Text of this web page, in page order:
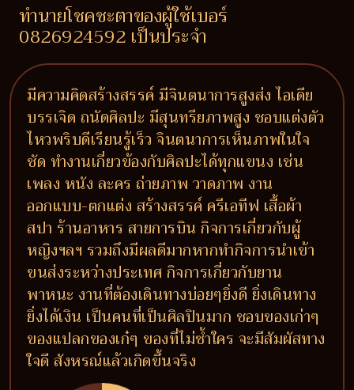
ทำนายโชคชะตาของผู้ใช้เบอร์
0826924592 เป็นประจำ
มีความคิดสร้างสรรค์ มีจินตนาการสูงส่ง ไอเดีย
บรรเจิด ถนัดศิลปะ มีสุนทรียภาพสูง ชอบแต่งตัว
ไหวพริบดีเรียนรู้เร็ว จินตนาการเห็นภาพในใจ
ชัด ทำงานเกี่ยวข้องกับศิลปะได้ทุกแขนง เช่น
เพลง หนัง ละคร ถ่ายภาพ วาดภาพ งาน
ออกแบบ-ตกแต่ง สร้างสรรค์ ครีเอทีฟ เสื้อผ้า
สปา ร้านอาหาร สายการบิน กิจการเกี่ยวกับผู้
หญิงฯลฯ รวมถึงมีผลดีมากหากทำกิจการนำเข้า
ขนส่งระหว่างประเทศ กิจการเกี่ยวกับยาน
พาหนะ งานที่ต้องเดินทางบ่อยๆยิ่งดี ยิ่งเดินทาง
ยิ่งได้เงิน เป็นคนที่เป็นศิลปินมาก ชอบของเก่าๆ
ของแปลกของเก๋ๆ ของที่ไม่ซ้ำใคร จะมีสัมผัสทาง
ใจดี สังหรณ์แล้วเกิดขึ้นจริง